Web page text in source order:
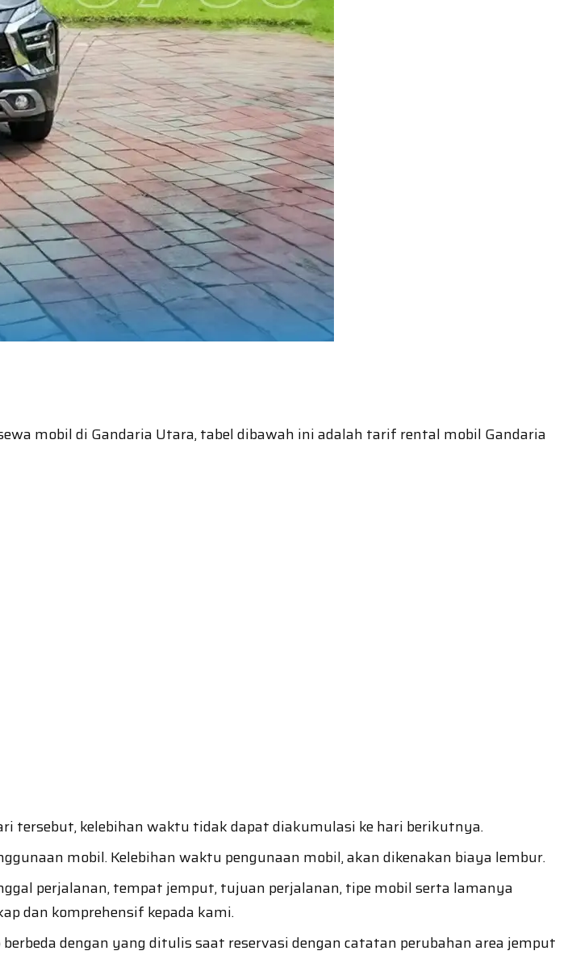
mobil di Gandaria Utara, tabel dibawah ini adalah tarif rental mobil Gandaria
tersebut, kelebihan waktu tidak dapat diakumulasi ke hari berikutnya.
mobil. Kelebihan waktu pengunaan mobil, akan dikenakan biaya lembur.
perjalanan, tempat jemput, tujuan perjalanan, tipe mobil serta lamanya
dan komprehensif kepada kami.
dengan yang ditulis saat reservasi dengan catatan perubahan area jemput